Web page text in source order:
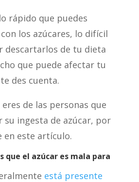
rápido que puedes
los azúcares, lo difícil
descartarlos de tu dieta
que puede afectar tu
des cuenta.
de las personas que
su ingesta de azúcar, por
en este artículo.
que el azúcar es mala para
está presente